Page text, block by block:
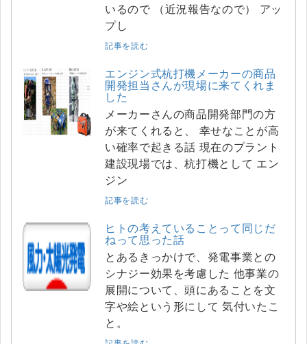
いるので （近況報告なので） アッ
プし
記事を読む
エンジン式杭打機メーカーの商品
開発担当さんが現場に来てくれま
した
メーカーさんの商品開発部門の方
が来てくれると、 幸せなことが高
い確率で起きる話 現在のプラント
建設現場では、杭打機として エン
ジン
記事を読む
ヒトの考えていることって同じだ
ねって思った話
とあるきっかけで、発電事業との
シナジー効果を考慮した 他事業の
展開について、頭にあることを文
字や絵という形にして 気付いたこ
と。